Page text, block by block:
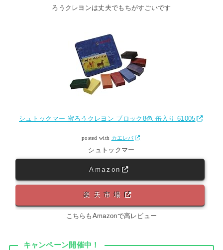
ろうクレヨンは丈夫でもちがすごいです
シュトックマー 蜜ろうクレヨン ブロック8色 缶入り 61005
posted with カエレバ
シュトックマー
Amazon
楽天市場
こちらもAmazonで高レビュー
キャンペーン開催中！